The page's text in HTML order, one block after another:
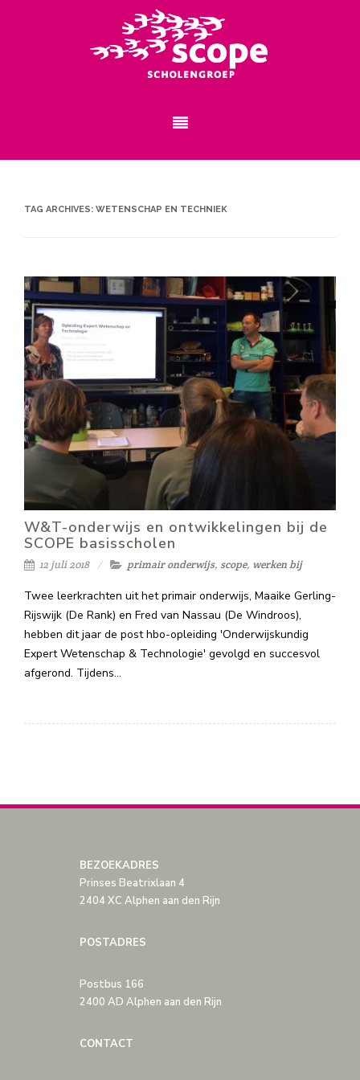
TAG ARCHIVES: WETENSCHAP EN TECHNIEK
W&T-onderwijs en ontwikkelingen bij de
SCOPE basisscholen
12 juli 2018 primair onderwijs, scope, werken bij
Twee leerkrachten uit het primair onderwijs, Maaike Gerling-
Rijswijk (De Rank) en Fred van Nassau (De Windroos),
hebben dit jaar de post hbo-opleiding 'Onderwijskundig
Expert Wetenschap & Technologie' gevolgd en succesvol
afgerond. Tijdens…
BEZOEKADRES
Prinses Beatrixlaan 4
2404 XC Alphen aan den Rijn
POSTADRES
Postbus 166
2400 AD Alphen aan den Rijn
CONTACT